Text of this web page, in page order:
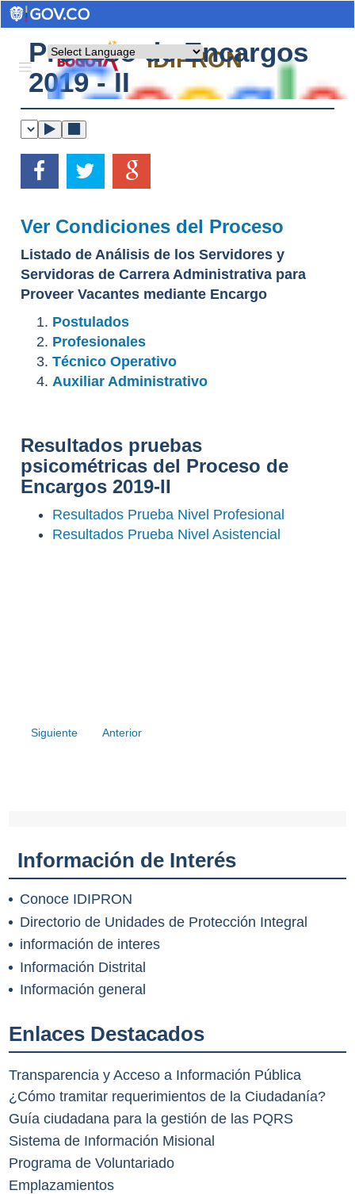
Powered by
IDIPRON
Proceso de Encargos
2019 - II
Ver Condiciones del Proceso
Listado de Análisis de los Servidores y
Servidoras de Carrera Administrativa para
Proveer Vacantes mediante Encargo
Postulados
Profesionales
Técnico Operativo
Auxiliar Administrativo
Resultados pruebas
psicométricas del Proceso de
Encargos 2019-II
Resultados Prueba Nivel Profesional
Resultados Prueba Nivel Asistencial
Siguiente Anterior
Información de Interés
Conoce IDIPRON
Directorio de Unidades de Protección Integral
información de interes
Información Distrital
Información general
Enlaces Destacados
Transparencia y Acceso a Información Pública
¿Cómo tramitar requerimientos de la Ciudadanía?
Guía ciudadana para la gestión de las PQRS
Sistema de Información Misional
Programa de Voluntariado
Emplazamientos